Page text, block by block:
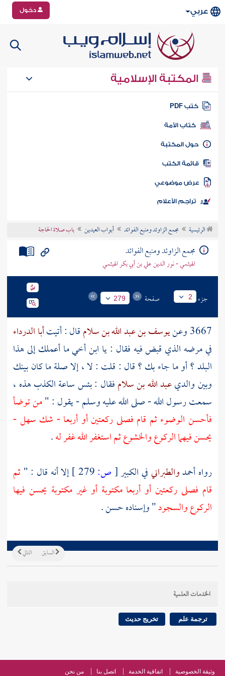
عربي دخول
المكتبة الإسلامية
كتب PDF
كتاب الأمة
المكتبة
الكتب
موضوعي
تراجم الأعلام
الرئيسية مجمع الزاوئد ومنبع الفوائد أبواب العيدين باب صلاة الحاجة
مجمع الزاوئد ومنبع الفوائد
الهيثمي - نور الدين علي بن أبي بكر الهيثمي
جزء 2 صفحة 279
3667 وعن يوسف بن عبد الله بن سلامقال : أتيتأبا الدرداء
في مرضه الذي قبض فيه فقال : يا ابن أخي ما أعملك إلى هذا
البلد ؟ أو ما جاء بك ؟ قال : قلت : لا ، إلا صلة ما كان بينك
وبين والديعبد الله بن سلامفقال : بئس ساعة الكذب هذه ،
سمعت رسول الله - صلى الله عليه وسلم - يقول : "من توضأ
فأحسن الوضوء ثم قام فصلى ركعتين أو أربعا - شك سهل-
يحسن فيهما الركوع والخشوع ثم استغفر الله غفر له.
رواهأحمدوالطبرانيفي الكبير[ص: إلا أنه قال : "ثم
قام فصلى ركعتين أو أربعا مكتوبة أو غير مكتوبة يحسن فيها
الركوع والسجود" وإسناده حسن .
التالي السابق
الخدمات العلمية
ترجمة علم تخريج حديث
وثيقة الخصوصية اتفاقية الخدمة اتصل بنا من نحن